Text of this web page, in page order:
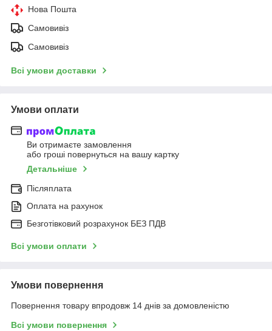
Нова Пошта
Самовивіз
Самовивіз
Всі умови доставки
Умови оплати
Ви отримаєте замовлення
або гроші повернуться на вашу картку
Детальніше
Післяплата
Оплата на рахунок
Безготівковий розрахунок БЕЗ ПДВ
Всі умови оплати
Умови повернення
Повернення товару впродовж 14 днів за домовленістю
Всі умови повернення